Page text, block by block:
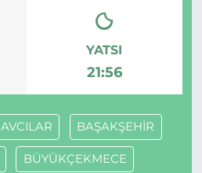
YATSI
21:56
AVCILAR BAŞAKŞEHİR
BÜYÜKÇEKMECE